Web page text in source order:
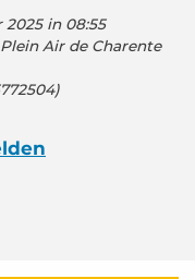
in 08:55
Air de Charente
)